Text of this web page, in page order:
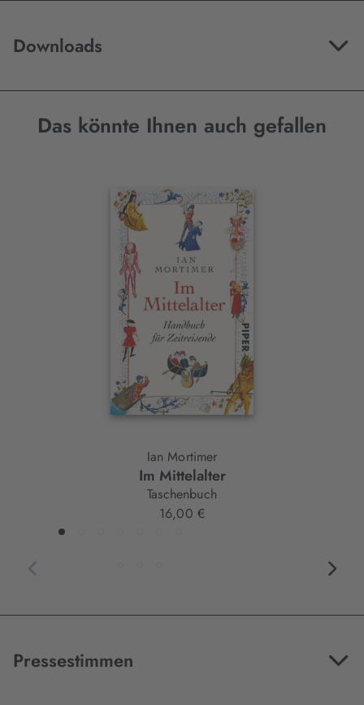
Downloads
Das könnte Ihnen auch gefallen
Interaktives
Ian Mortimer
Im Mittelalter
Taschenbuch
16,00 €
Pressestimmen